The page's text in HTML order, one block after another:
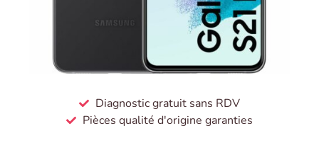
Diagnostic gratuit sans RDV
Pièces qualité d'origine garanties